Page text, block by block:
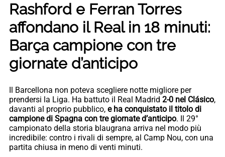
Rashford e Ferran Torres
affondano il Real in 18 minuti:
Barça campione con tre
giornate d’anticipo
Il Barcellona non poteva scegliere notte migliore per
prendersi la Liga. Ha battuto il Real Madrid 2-0 nel Clásico,
davanti al proprio pubblico, e ha conquistato il titolo di
campione di Spagna con tre giornate d’anticipo. Il 29°
campionato della storia blaugrana arriva nel modo più
incredibile: contro i rivali di sempre, al Camp Nou, con una
partita chiusa in meno di venti minuti.